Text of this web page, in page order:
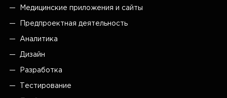
Медицинские приложения и сайты
Предпроектная деятельность
Аналитика
Дизайн
Разработка
Тестирование